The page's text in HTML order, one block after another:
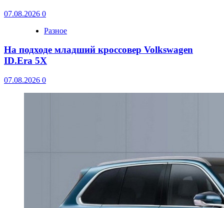
07.08.2026 0
Разное
На подходе младший кроссовер Volkswagen
ID.Era 5X
07.08.2026 0